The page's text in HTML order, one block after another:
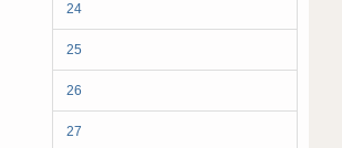
24
25
26
27